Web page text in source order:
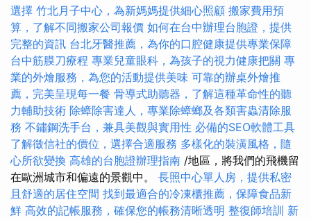
選擇 竹北月子中心，為新媽媽提供細心照顧 搬家費用預
算，了解不同搬家公司報價 如何在台中辦理台胞證，提供
完整的資訊 台北牙醫推薦，為你的口腔健康提供專業保障
台中筋膜刀療程 專業兒童眼科，為孩子的視力健康把關 專
業的外燴服務，為您的活動提供美味 可靠的辦桌外燴推
薦，完美呈現每一餐 骨導式助聽器，了解這種革命性的聽
力輔助技術 除蟑除害達人，專業除蟑螂及各類害蟲清除服
務 不鏽鋼洗手台，兼具美觀與實用性 必備的SEO軟體工具
了解徵信社的價位，選擇合適服務 多樣化的裝潢風格，隨
心所欲變換 高雄的台胞證辦理指南 /地區，將我們的飛機留
在歐洲城市和偏遠的景觀中。 長照中心單人房，提供私密
且舒適的居住空間 找到最適合的冷凍櫃推薦，保障食品新
鮮 高效的記帳服務，確保您的帳務清晰透明 整復師培訓 新